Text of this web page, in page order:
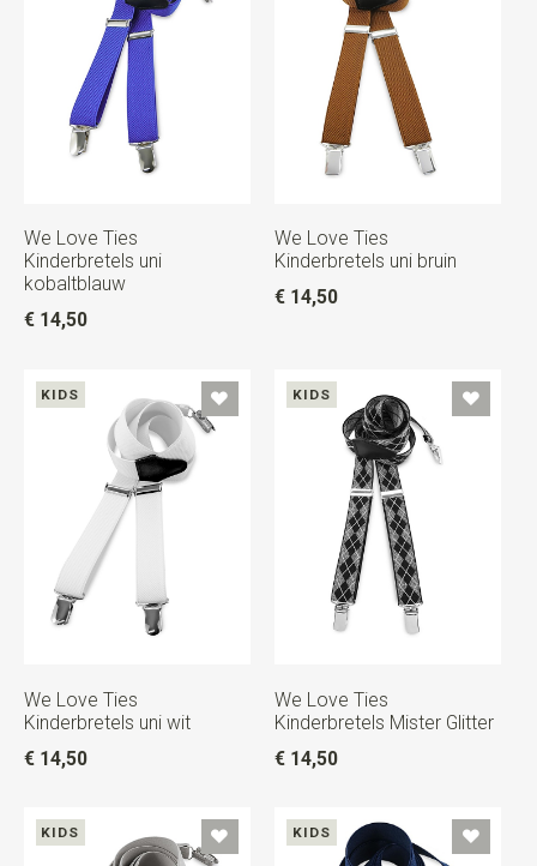
We Love Ties
Kinderbretels uni
kobaltblauw
€ 14,50
We Love Ties
Kinderbretels uni bruin
€ 14,50
KIDS
We Love Ties
Kinderbretels uni wit
€ 14,50
KIDS
We Love Ties
Kinderbretels Mister Glitter
€ 14,50
KIDS KIDS